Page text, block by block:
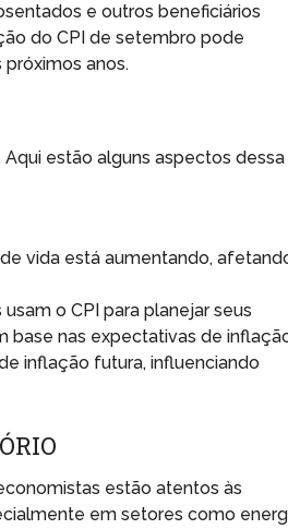
e outros beneficiários
do CPI de setembro pode
anos.
estão alguns aspectos dessa
vida está aumentando,
o CPI para planejar seus
base nas expectativas de
inflação futura, influenciando
estão atentos às
em setores como